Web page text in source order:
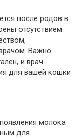
после родов в
отсутствием
Важно
и врач
для вашей кошки
молока
для